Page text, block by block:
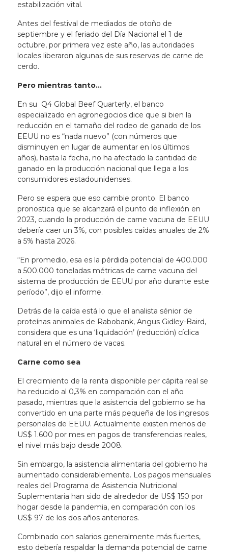
estabilización vital.
Antes del festival de mediados de otoño de
septiembre y el feriado del Día Nacional el 1 de
octubre, por primera vez este año, las autoridades
locales liberaron algunas de sus reservas de carne de
cerdo.
Pero mientras tanto…
En su Q4 Global Beef Quarterly, el banco
especializado en agronegocios dice que si bien la
reducción en el tamaño del rodeo de ganado de los
EEUU no es “nada nuevo” (con números que
disminuyen en lugar de aumentar en los últimos
años), hasta la fecha, no ha afectado la cantidad de
ganado en la producción nacional que llega a los
consumidores estadounidenses.
Pero se espera que eso cambie pronto. El banco
pronostica que se alcanzará el punto de inflexión en
2023, cuando la producción de carne vacuna de EEUU
debería caer un 3%, con posibles caídas anuales de 2%
a 5% hasta 2026.
“En promedio, esa es la pérdida potencial de 400.000
a 500.000 toneladas métricas de carne vacuna del
sistema de producción de EEUU por año durante este
período”, dijo el informe.
Detrás de la caída está lo que el analista sénior de
proteínas animales de Rabobank, Angus Gidley-Baird,
considera que es una ‘liquidación’ (reducción) cíclica
natural en el número de vacas.
Carne como sea
El crecimiento de la renta disponible per cápita real se
ha reducido al 0,3% en comparación con el año
pasado, mientras que la asistencia del gobierno se ha
convertido en una parte más pequeña de los ingresos
personales de EEUU. Actualmente existen menos de
US$ 1.600 por mes en pagos de transferencias reales,
el nivel más bajo desde 2008.
Sin embargo, la asistencia alimentaria del gobierno ha
aumentado considerablemente. Los pagos mensuales
reales del Programa de Asistencia Nutricional
Suplementaria han sido de alrededor de US$ 150 por
hogar desde la pandemia, en comparación con los
US$ 97 de los dos años anteriores.
Combinado con salarios generalmente más fuertes,
esto debería respaldar la demanda potencial de carne